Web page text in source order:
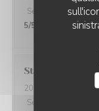
Servizio
/5
5/5
Stéphane
2026-07-21
-
Servizio